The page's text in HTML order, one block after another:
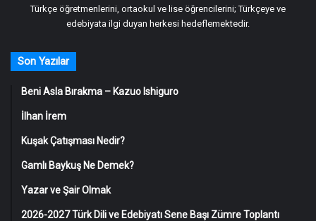
Türkçe öğretmenlerini, ortaokul ve lise öğrencilerini; Türkçeye ve
edebiyata ilgi duyan herkesi hedeflemektedir.
Son Yazılar
Beni Asla Bırakma – Kazuo Ishiguro
İlhan İrem
Kuşak Çatışması Nedir?
Gamlı Baykuş Ne Demek?
Yazar ve Şair Olmak
2026-2027 Türk Dili ve Edebiyatı Sene Başı Zümre Toplantı